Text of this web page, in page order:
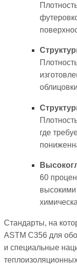
где
60
высокими
Стандарты, на
ASTM C356 для
и специальные